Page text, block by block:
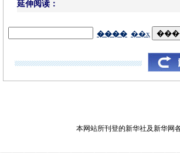
延伸阅读：
本网站所刊登的新华社及新华网